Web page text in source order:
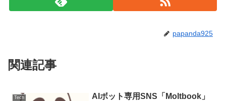
papanda925
関連記事
Tech
AIボット専用SNS「Moltbook」